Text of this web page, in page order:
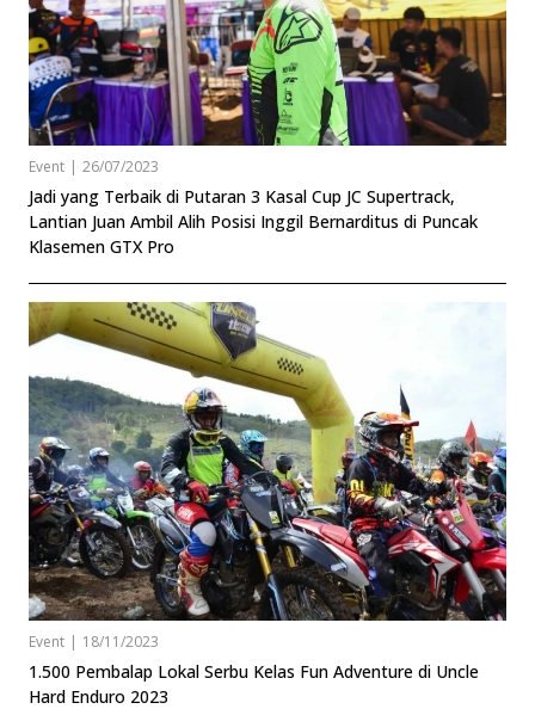
Event | 26/07/2023
Jadi yang Terbaik di Putaran 3 Kasal Cup JC Supertrack,
Lantian Juan Ambil Alih Posisi Inggil Bernarditus di Puncak
Klasemen GTX Pro
Event | 18/11/2023
1.500 Pembalap Lokal Serbu Kelas Fun Adventure di Uncle
Hard Enduro 2023